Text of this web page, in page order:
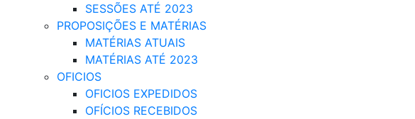
SESSÕES ATÉ 2023
PROPOSIÇÕES E MATÉRIAS
MATÉRIAS ATUAIS
MATÉRIAS ATÉ 2023
OFICIOS
OFICIOS EXPEDIDOS
OFÍCIOS RECEBIDOS